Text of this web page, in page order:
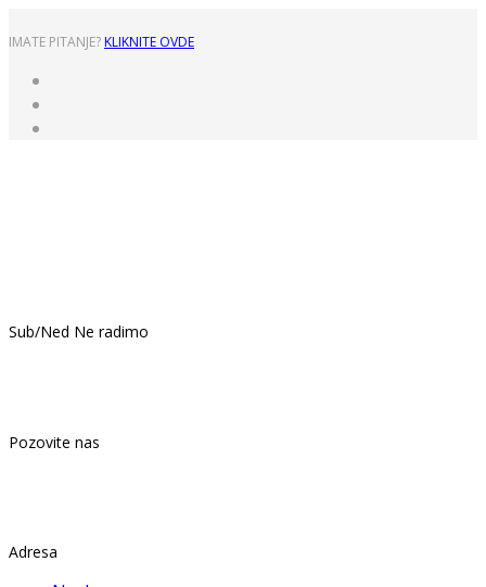
IMATE PITANJE? KLIKNITE OVDE
Sub/Ned Ne radimo
Pozovite nas
Adresa